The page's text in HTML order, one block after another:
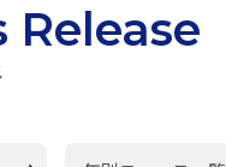
Release